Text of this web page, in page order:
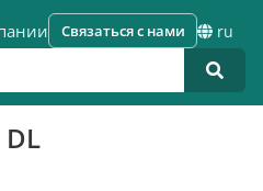
Связаться с нами ru